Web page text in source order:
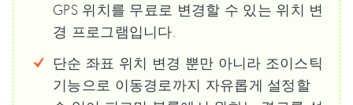
GPS 위치를 무료로 변경할 수 있는 위치 변
경 프로그램입니다.
단순 좌표 위치 변경 뿐만 아니라 조이스틱
기능으로 이동경로까지 자유롭게 설정할